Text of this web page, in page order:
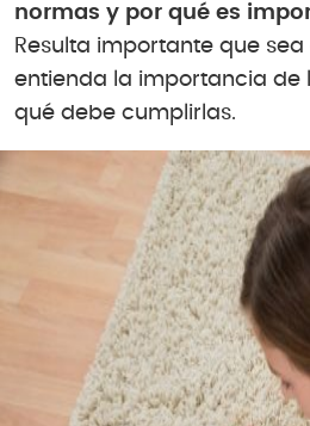
normas y por qué es
Resulta importante que
entienda la importancia de
qué debe cumplirlas.